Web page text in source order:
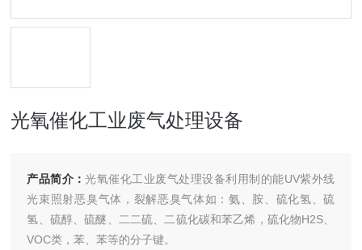
光氧催化工业废气处理设备
产品简介：光氧催化工业废气处理设备利用制的能UV紫外线
光束照射恶臭气体，裂解恶臭气体如：氨、胺、硫化氢、硫
氢、硫醇、硫醚、二二硫、二硫化碳和苯乙烯，硫化物H2S、
VOC类，苯、苯等的分子键。